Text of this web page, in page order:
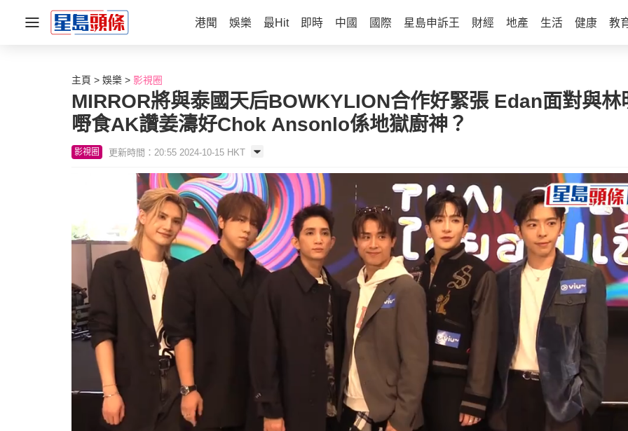
港聞 娛樂 最Hit 即時 中國 國際 星島申訴王 財經 地產 生活 健康 教
主頁 娛樂 影視圈
MIRROR將與泰國天后BOWKYLION合作好緊張 Edan面對與
嘢食AK讚姜濤好Chok Ansonlo係地獄廚神？
影視圈 更新時間：20:55 2024-10-15 HKT